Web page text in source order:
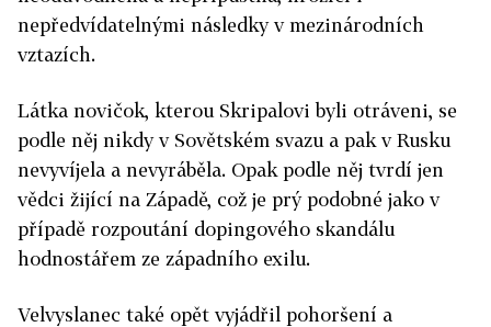
nepředvídatelnými následky v mezinárodních
vztazích.
Látka novičok, kterou Skripalovi byli otráveni, se
podle něj nikdy v Sovětském svazu a pak v Rusku
nevyvíjela a nevyráběla. Opak podle něj tvrdí jen
vědci žijící na Západě, což je prý podobné jako v
případě rozpoutání dopingového skandálu
hodnostářem ze západního exilu.
Velvyslanec také opět vyjádřil pohoršení a